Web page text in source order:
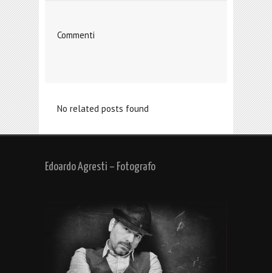
Commenti
No related posts found
Edoardo Agresti – Fotografo